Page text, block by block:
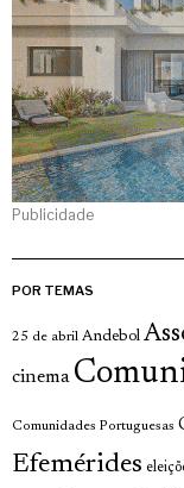
Publicidade
POR TEMAS
25 de abril Andebol
cinema
Comunidades Portuguesas
Efemérides